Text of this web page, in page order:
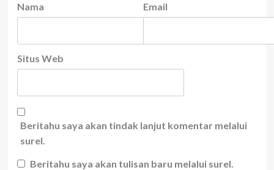
Nama Email
Situs Web
Beritahu saya akan tindak lanjut komentar melalui
surel.
Beritahu saya akan tulisan baru melalui surel.